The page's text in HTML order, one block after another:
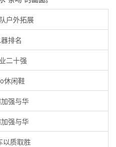
户外拓展
排名
二十强
休闲鞋
强与华
强与华
以质取胜